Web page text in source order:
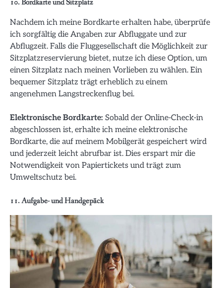
10. Bordkarte und Sitzplatz
Nachdem ich meine Bordkarte erhalten habe, überprüfe
ich sorgfältig die Angaben zur Abfluggate und zur
Abflugzeit. Falls die Fluggesellschaft die Möglichkeit zur
Sitzplatzreservierung bietet, nutze ich diese Option, um
einen Sitzplatz nach meinen Vorlieben zu wählen. Ein
bequemer Sitzplatz trägt erheblich zu einem
angenehmen Langstreckenflug bei.
Elektronische Bordkarte: Sobald der Online-Check-in
abgeschlossen ist, erhalte ich meine elektronische
Bordkarte, die auf meinem Mobilgerät gespeichert wird
und jederzeit leicht abrufbar ist. Dies erspart mir die
Notwendigkeit von Papiertickets und trägt zum
Umweltschutz bei.
11. Aufgabe- und Handgepäck